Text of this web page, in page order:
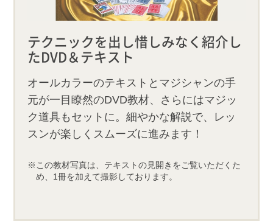
テクニックを出し惜しみなく紹介し
たDVD＆テキスト
オールカラーのテキストとマジシャンの手
元が一目瞭然のDVD教材、さらにはマジッ
ク道具もセットに。細やかな解説で、レッ
スンが楽しくスムーズに進みます！
この教材写真は、テキストの見開きをご覧いただくた
め、1冊を加えて撮影しております。